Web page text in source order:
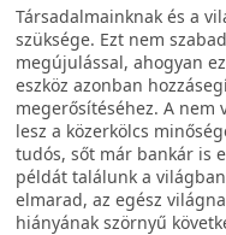
Társadalmainknak és a
szüksége. Ezt nem
megújulással, ahogyan
eszköz azonban
megerősítéséhez. A nem
lesz a közerkölcs
tudós, sőt már bankár is
példát találunk a
elmarad, az egész
hiányának szörnyű